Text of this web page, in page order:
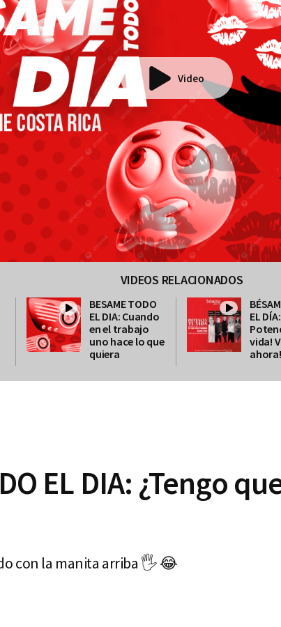
Video
VIDEOS RELACIONADOS
BESAME TODO
EL DIA: Cuando
en el trabajo
uno hace lo que
quiera
EL DÍA:
vida!
EL DIA: ¿Tengo
con la manita arriba 🖐 😂